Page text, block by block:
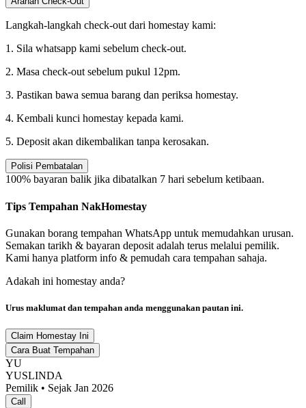
Langkah-langkah check-out dari homestay kami:
1. Sila whatsapp kami sebelum check-out.
2. Masa check-out sebelum pukul 12pm.
3. Pastikan bawa semua barang dan periksa homestay.
4. Kembali kunci homestay kepada kami.
5. Deposit akan dikembalikan tanpa kerosakan.
Polisi Pembatalan
100% bayaran balik jika dibatalkan 7 hari sebelum ketibaan.
Tips Tempahan NakHomestay
Gunakan borang tempahan WhatsApp untuk memudahkan urusan.
Semakan tarikh & bayaran deposit adalah terus melalui pemilik.
Kami hanya platform info & pemudah cara tempahan sahaja.
Adakah ini homestay anda?
Urus maklumat dan tempahan anda menggunakan pautan ini.
Claim Homestay Ini
Cara Buat Tempahan
YU
YUSLINDA
Pemilik • Sejak Jan 2026
Call